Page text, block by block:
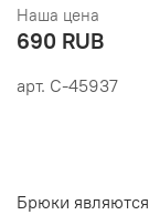
арт. С-45937
Наша цена
690 RUB
Брюки